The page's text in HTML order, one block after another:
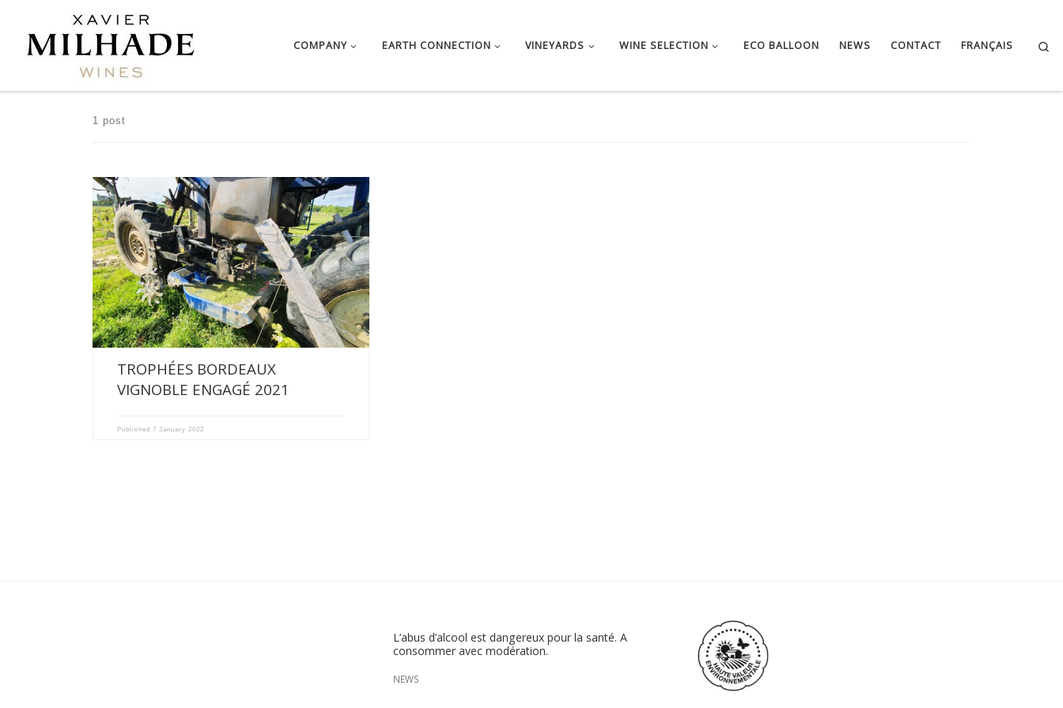
Skip to content
COMPANY EARTH CONNECTION VINEYARDS WINE SELECTION ECO BALLOON NEWS CONTACT FRANÇAIS
1 post
Passionate from father to son about vineyards and
wine, our […]
TROPHÉES BORDEAUX
VIGNOBLE ENGAGÉ 2021
Published7 January 2022
L’abus d’alcool est dangereux pour la santé. A
consommer avec modération.
NEWS